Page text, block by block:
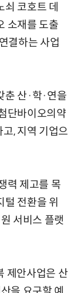
코호트 데
소재를 도출
결하는 사업
춘 산·학·연을
단바이오의약
, 지역 기업으
력 제고를 목
전환을 위
서비스 플랫
제안사업은 산